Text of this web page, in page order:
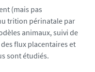
(mais pas
trition périnatale par
animaux, suivi de
flux placentaires et
sont étudiés.